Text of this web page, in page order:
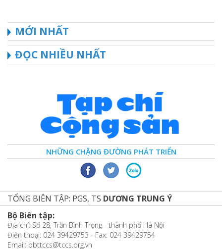
MỚI NHẤT
ĐỌC NHIỀU NHẤT
NHỮNG CHẶNG ĐƯỜNG PHÁT TRIỂN
TỔNG BIÊN TẬP: PGS, TS DƯƠNG TRUNG Ý
Bộ Biên tập:
Địa chỉ: Số 28, Trần Bình Trọng - thành phố Hà Nội
Điện thoại: 024 39429753 - Fax: 024 39429754
Email: bbttccs@tccs.org.vn